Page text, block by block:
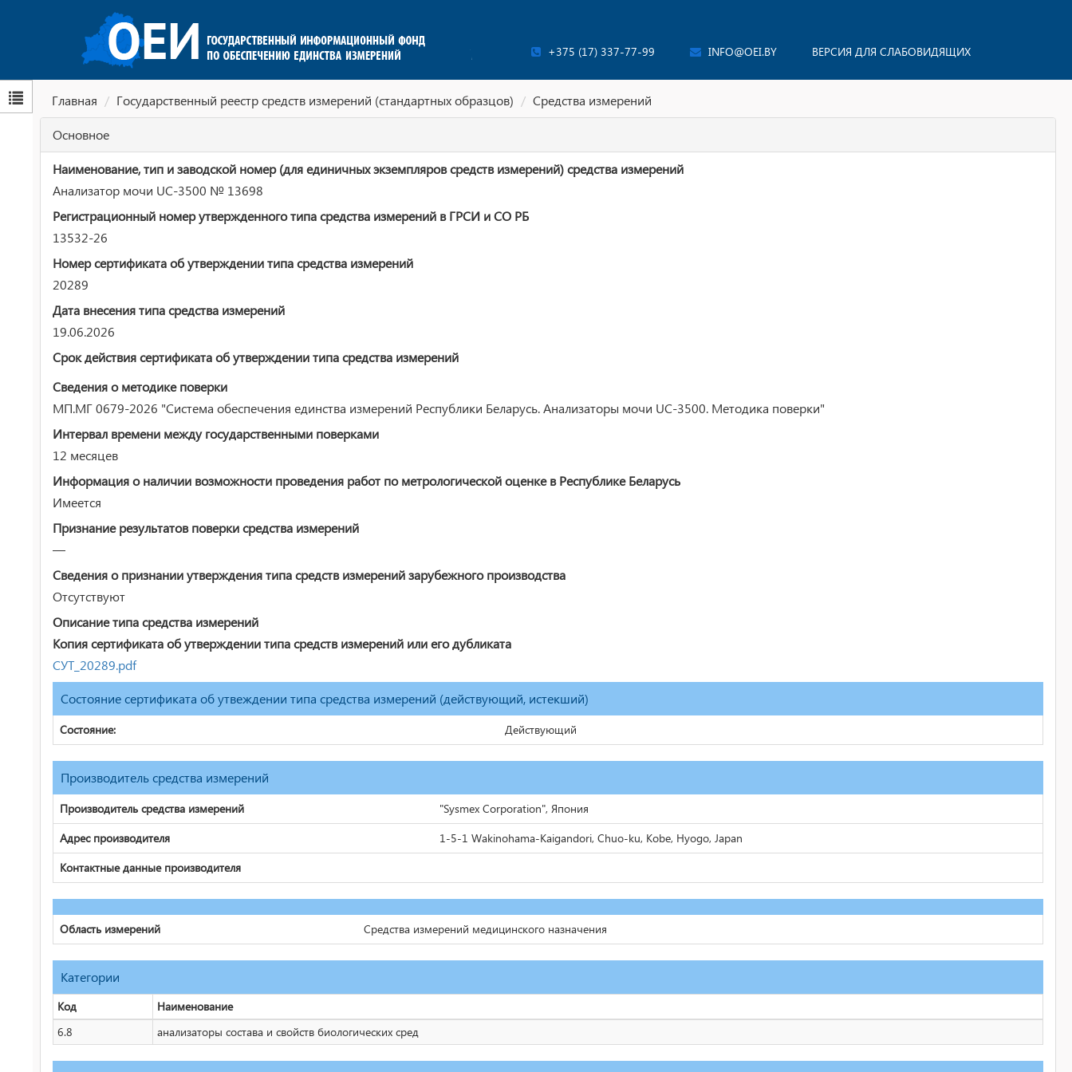
+375 (17) 337-77-99 INFO@OEI.BY ВЕРСИЯ ДЛЯ СЛАБОВИДЯЩИХ
Главная Государственный реестр средств измерений (стандартных образцов) Средства измерений
Основное
Наименование, тип и заводской номер (для единичных экземпляров средств измерений) средства измерений
Анализатор мочи UC-3500 № 13698
Регистрационный номер утвержденного типа средства измерений в ГРСИ и СО РБ
13532-26
Номер сертификата об утверждении типа средства измерений
20289
Дата внесения типа средства измерений
19.06.2026
Срок действия сертификата об утверждении типа средства измерений
Сведения о методике поверки
МП.МГ 0679-2026 "Система обеспечения единства измерений Республики Беларусь. Анализаторы мочи UC-3500. Методика поверки"
Интервал времени между государственными поверками
12 месяцев
Информация о наличии возможности проведения работ по метрологической оценке в Республике Беларусь
Имеется
Признание результатов поверки средства измерений
—
Сведения о признании утверждения типа средств измерений зарубежного производства
Отсутствуют
Описание типа средства измерений
Копия сертификата об утверждении типа средств измерений или его дубликата
СУТ_20289.pdf
Состояние сертификата об утвеждении типа средства измерений (действующий, истекший)
Состояние: Действующий
Производитель средства измерений
Производитель средства измерений
"Sysmex Corporation", Япония
Адрес производителя
1-5-1 Wakinohama-Kaigandori, Chuo-ku, Kobe, Hyogo, Japan
Контактные данные производителя
Область измерений Средства измерений медицинского назначения
Категории
Код
Наименование
6.8
анализаторы состава и свойств биологических сред